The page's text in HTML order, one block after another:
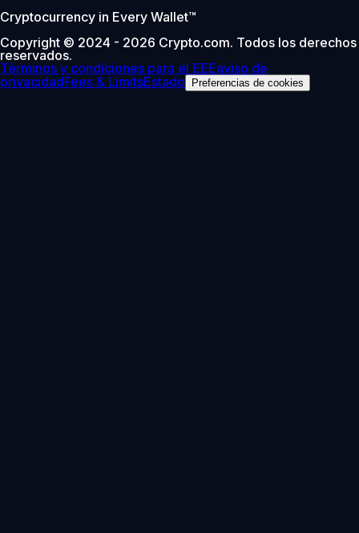
Cryptocurrency in Every Wallet™
Copyright © 2024 - 2026 Crypto.com. Todos los derechos
reservados.
Términos y condiciones para el EEEaviso de
privacidadFees & LimitsEstado Preferencias de cookies